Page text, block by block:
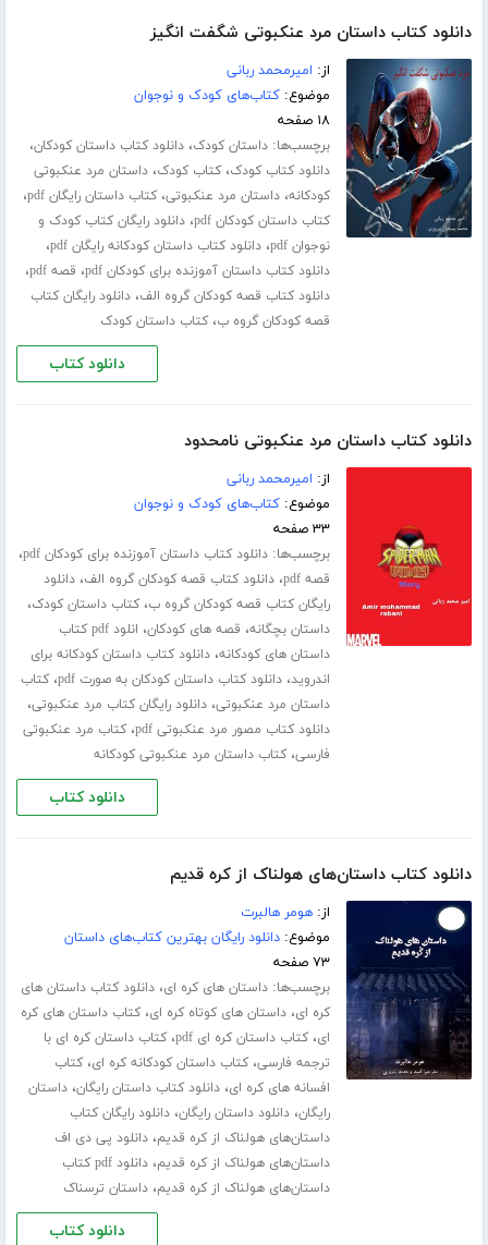
دانلود کتاب داستان مرد عنکبوتی شگفت انگیز
از: امیرمحمد ربانی
موضوع:کتاب‌های کودک و نوجوان
۱۸ صفحه
برچسب‌ها:داستان کودک،دانلود کتاب داستان کودکان،
دانلود کتاب کودک،کتاب کودک،داستان مرد عنکبوتی
کودکانه،داستان مرد عنکبوتی،کتاب داستان رایگان pdf ،
کتاب داستان کودکان pdf ،دانلود رایگان کتاب کودک و
نوجوان pdf
،دانلود کتاب داستان کودکانه رایگان pdf ،
دانلود کتاب داستان آموزنده برای کودکان pdf ، قصه pdf ،
دانلود کتاب قصه کودکان گروه الف،دانلود رایگان کتاب
قصه کودکان گروه ب،کتاب داستان کودک
دانلود کتاب
دانلود کتاب داستان مرد عنکبوتی نامحدود
از: امیرمحمد ربانی
موضوع:کتاب‌های کودک و نوجوان
۳۳ صفحه
برچسب‌ها:دانلود کتاب داستان آموزنده برای کودکان pdf ،
قصه pdf ،دانلود کتاب قصه کودکان گروه الف،دانلود
رایگان کتاب قصه کودکان گروه ب،کتاب داستان کودک،
داستان بچگانه، قصه های کودکان،
انلود pdf کتاب
داستان های کودکانه،دانلود کتاب داستان کودکانه برای
اندروید،دانلود کتاب داستان کودکان به صورت pdf ،کتاب
داستان مرد عنکبوتی،دانلود رایگان کتاب مرد عنکبوتی،
دانلود کتاب مصور مرد عنکبوتی pdf ،کتاب مرد عنکبوتی
فارسی،کتاب داستان مرد عنکبوتی کودکانه
دانلود کتاب
دانلود کتاب داستان‌های هولناک از کره قدیم
از:هومر هالبرت
موضوع:دانلود رایگان بهترین کتاب‌های داستان
۷۳ صفحه
برچسب‌ها:داستان های کره ای،دانلود کتاب داستان های
کره ای،داستان های کوتاه کره ای،کتاب داستان های کره
ای،کتاب داستان کره ای pdf ،کتاب داستان کره ای با
ترجمه فارسی،کتاب داستان کودکانه کره ای،کتاب
افسانه های کره ای،دانلود کتاب داستان رایگان،داستان
رایگان،دانلود داستان رایگان،دانلود رایگان کتاب
داستان‌های هولناک از کره قدیم،دانلود پی دی اف
داستان‌های هولناک از کره قدیم،
دانلود pdf کتاب
داستان‌های هولناک از کره قدیم،داستان ترسناک
دانلود کتاب